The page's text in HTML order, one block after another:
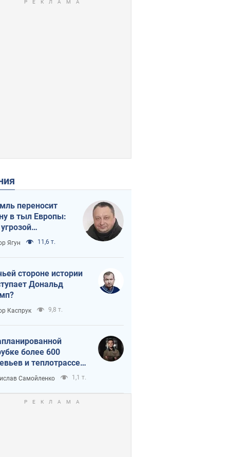
переносит
в тыл Европы:
Ягун 11,6 т.
стороне истории
Дональд
Каспрук 9,8 т.
более 600
и теплотрассе:
на
в Киеве
Самойленко 1,1 т.